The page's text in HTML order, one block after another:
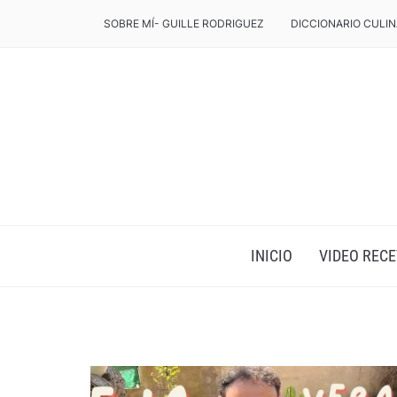
SOBRE MÍ- GUILLE RODRIGUEZ DICCIONARIO
INICIO VIDEO